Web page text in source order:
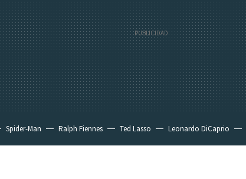
Spider-Man Ralph Fiennes Ted Lasso Leonardo DiCaprio